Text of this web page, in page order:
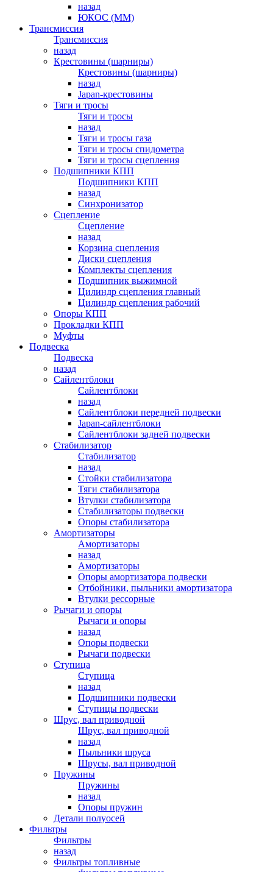
назад
ЮКОС (ММ)
Трансмиссия
Трансмиссия
назад
Крестовины (шарниры)
Крестовины (шарниры)
назад
Japan-крестовины
Тяги и тросы
Тяги и тросы
назад
Тяги и тросы газа
Тяги и тросы спидометра
Тяги и тросы сцепления
Подшипники КПП
Подшипники КПП
назад
Синхронизатор
Сцепление
Сцепление
назад
Корзина сцепления
Диски сцепления
Комплекты сцепления
Подшипник выжимной
Цилиндр сцепления главный
Цилиндр сцепления рабочий
Опоры КПП
Прокладки КПП
Муфты
Подвеска
Подвеска
назад
Сайлентблоки
Сайлентблоки
назад
Сайлентблоки передней подвески
Japan-сайлентблоки
Сайлентблоки задней подвески
Стабилизатор
Стабилизатор
назад
Стойки стабилизатора
Тяги стабилизатора
Втулки стабилизатора
Стабилизаторы подвески
Опоры стабилизатора
Амортизаторы
Амортизаторы
назад
Амортизаторы
Опоры амортизатора подвески
Отбойники, пыльники амортизатора
Втулки рессорные
Рычаги и опоры
Рычаги и опоры
назад
Опоры подвески
Рычаги подвески
Ступица
Ступица
назад
Подшипники подвески
Ступицы подвески
Шрус, вал приводной
Шрус, вал приводной
назад
Пыльники шруса
Шрусы, вал приводной
Пружины
Пружины
назад
Опоры пружин
Детали полуосей
Фильтры
Фильтры
назад
Фильтры топливные